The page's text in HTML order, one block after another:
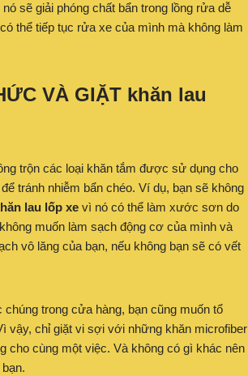
sẽ giải phóng chất bẩn trong lồng rửa dễ
thể tiếp tục rửa xe của mình mà không làm
VÀ GIẶT khăn lau
trộn các loại khăn tắm được sử dụng cho
tránh nhiễm bẩn chéo. Ví dụ, bạn sẽ không
lau lốp xe vì nó có thể làm xước sơn do
muốn làm sạch động cơ của mình và
vô lăng của bạn, nếu không bạn sẽ có vết
trong cửa hàng, bạn cũng muốn tổ
vậy, chỉ giặt vi sợi với những khăn microfiber
cho cùng một việc. Và không có gì khác nên